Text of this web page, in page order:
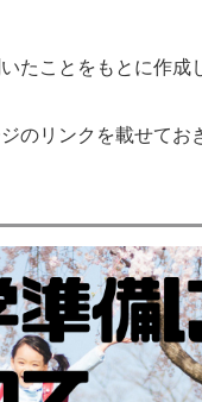
たことをもとに作成
ジのリンクを載せてお